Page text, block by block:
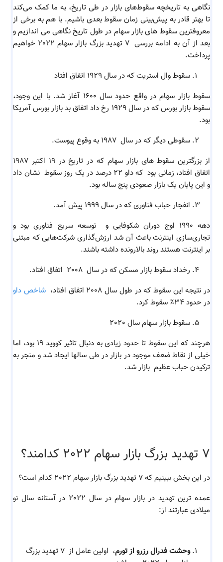
نگاهی به تاریخچه سقوط‌های بازار در طی تاریخ، به ما کمک می‌کند
تا بهتر قادر به پیش‌بینی زمان سقوط بعدی باشیم. با هم به برخی از
معروفترین سقوط های بازار سهام در طول تاریخ نگاهی می اندازیم و
بعد از آن به ادامه بررسی
7 تهدید بزرگ بازار سهام 2022 خواهیم
پرداخت.
سقوط وال استریت که در سال 1929 اتفاق افتاد
سقوط بازار سهام در واقع حدود سال 1600 آغاز شد. با این وجود،
سقوط بازار بورس
که در سال 1929 رخ داد اتفاق بد بازار بورس آمریکا
بود.
سقوطی دیگر که در سال 1987 به وقوع پیوست.
از بزرگترین سقوط های بازار سهام که در تاریخ در 19 اکتبر 1987
اتفاق افتاد، زمانی بود که داو 22 درصد در یک روز سقوط نشان داد
و این پایان یک بازار صعودی پنج ساله بود.
انفجار حباب فناوری که در سال 1999 پیش آمد.
دهه 1990 اوج دوران شکوفایی و توسعه سریع فناوری بود و
تجاری‌سازی اینترنت باعث آن شد ارزش‌گذاری شرکت‌هایی که مبتنی
بر اینترنت هستند روند بالارونده داشته باشند.
رخداد سقوط بازار مسکن که در سال 2008 اتفاق افتاد.
در نتیجه این سقوط که در طول سال 2008 اتفاق افتاد،
شاخص داو
در حدود 34٪ سقوط کرد.
سقوط بازار سهام سال 2020
هرچند که این سقوط تا حدود زیادی به دنبال تاثیر کووید 19 بود، اما
خیلی از نقاط ضعف موجود در بازار در طی سالها ایجاد شد و منجر به
ترکیدن حباب عظیم بازار شد.
7 تهدید بزرگ بازار سهام 2022 کدامند؟
در این بخش ببینیم که 7 تهدید بزرگ بازار سهام 2022 کدام است؟
عمده ترینتهدید در بازار سهام
در سال 2022 در آستانه سال نو
میلادی عبارتند از:
وحشت فدرال رزرو از تورم، اولین عامل از
7 تهدید بزرگ